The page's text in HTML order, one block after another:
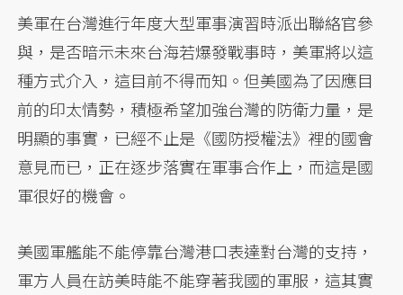
美軍在台灣進行年度大型軍事演習時派出聯絡官參
與，是否暗示未來台海若爆發戰事時，美軍將以這
種方式介入，這目前不得而知。但美國為了因應目
前的印太情勢，積極希望加強台灣的防衛力量，是
明顯的事實，已經不止是《國防授權法》裡的國會
意見而已，正在逐步落實在軍事合作上，而這是國
軍很好的機會。
美國軍艦能不能停靠台灣港口表達對台灣的支持，
軍方人員在訪美時能不能穿著我國的軍服，這其實